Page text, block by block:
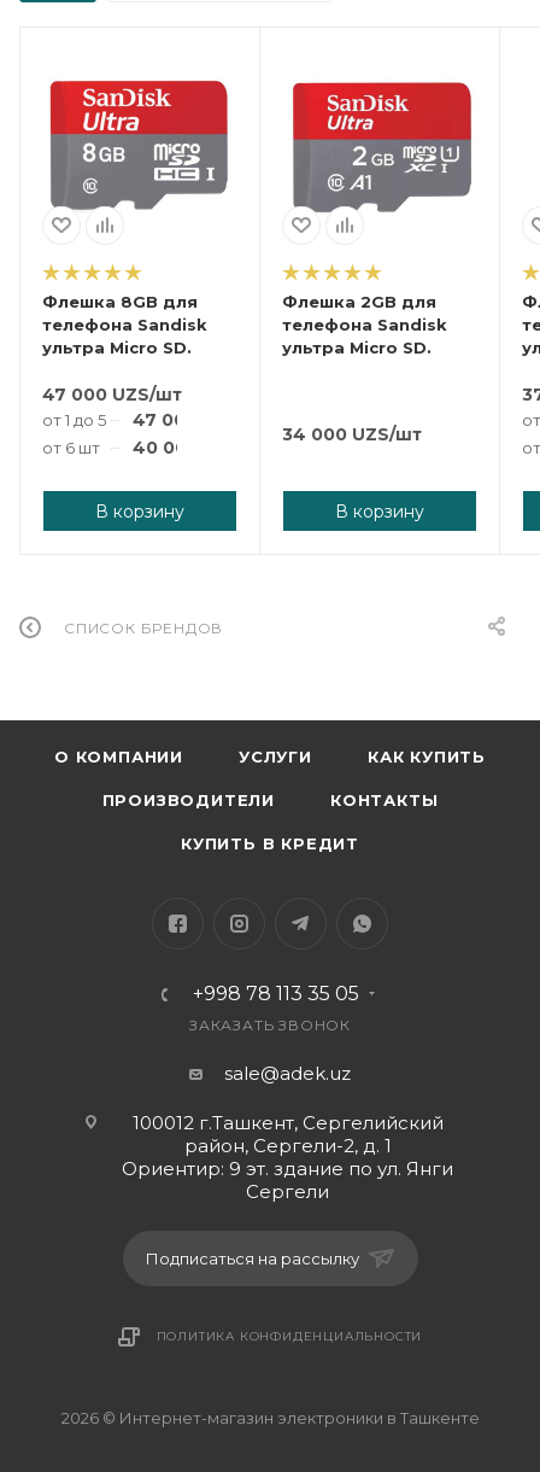
Флешка 8GB для
телефона Sandisk
ультра Micro SD.
47 000 UZS/шт
от 1 до 5 шт 47 000
от 6 шт 40 000
В корзину
Флешка 2GB для
телефона Sandisk
ультра Micro SD.
34 000 UZS/шт
В корзину
СПИСОК БРЕНДОВ
О КОМПАНИИ УСЛУГИ КАК КУПИТЬ
ПРОИЗВОДИТЕЛИ КОНТАКТЫ
КУПИТЬ В КРЕДИТ
+998 78 113 35 05
ЗАКАЗАТЬ ЗВОНОК
sale@adek.uz
100012 г.Ташкент, Сергелийский
район, Сергели-2, д. 1
Ориентир: 9 эт. здание по ул. Янги
Сергели
Подписаться на рассылку
ПОЛИТИКА КОНФИДЕНЦИАЛЬНОСТИ
2026 © Интернет-магазин электроники в Ташкенте